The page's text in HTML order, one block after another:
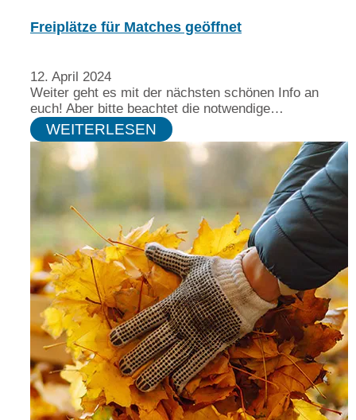
Freiplätze für Matches geöffnet
12. April 2024
Weiter geht es mit der nächsten schönen Info an
euch! Aber bitte beachtet die notwendige…
WEITERLESEN